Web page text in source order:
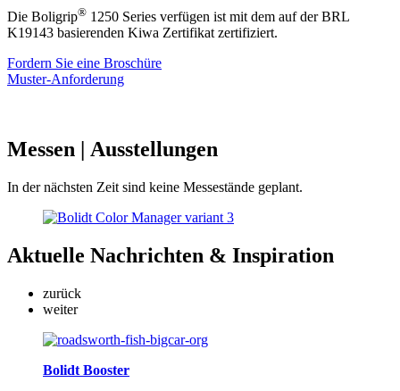
Die Boligrip® 1250 Series verfügen ist mit dem auf der BRL
K19143 basierenden Kiwa Zertifikat zertifiziert.
Fordern Sie eine Broschüre
Muster-Anforderung
Messen | Ausstellungen
In der nächsten Zeit sind keine Messestände geplant.
Aktuelle Nachrichten & Inspiration
zurück
weiter
Bolidt Booster